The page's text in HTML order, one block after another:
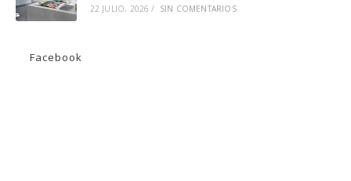
22 JULIO, 2026 / SIN COMENTARIOS
Facebook